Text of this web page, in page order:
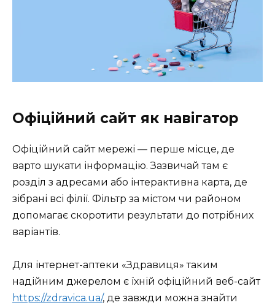
Офіційний сайт як навігатор
Офіційний сайт мережі — перше місце, де
варто шукати інформацію. Зазвичай там є
розділ з адресами або інтерактивна карта, де
зібрані всі філії. Фільтр за містом чи районом
допомагає скоротити результати до потрібних
варіантів.
Для інтернет-аптеки «Здравиця» таким
надійним джерелом є їхній офіційний веб-сайт
https://zdravica.ua/, де завжди можна знайти